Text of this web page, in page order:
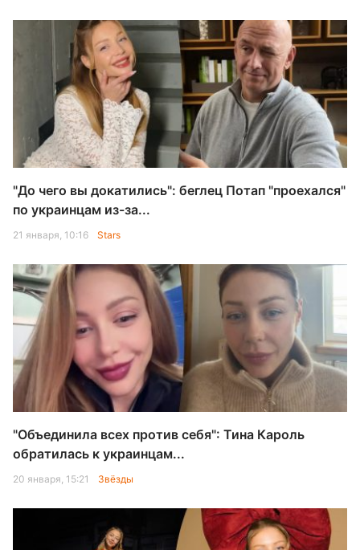
"До чего вы докатились": беглец Потап "проехался"
по украинцам из-за...
21 января, 10:16 Stars
"Объединила всех против себя": Тина Кароль
обратилась к украинцам...
20 января, 15:21 Звёзды